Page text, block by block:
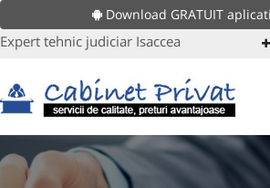
Download GRATUIT
Expert tehnic judiciar Isaccea